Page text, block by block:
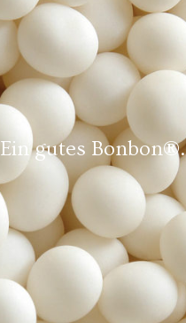
Ein gutes Bonbon®.